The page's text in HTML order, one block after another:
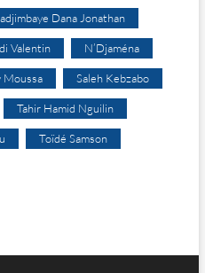
Dana Jonathan
Valentin N’Djaména
Moussa Saleh Kebzabo
Tahir Hamid Nguilin
Toïdé Samson